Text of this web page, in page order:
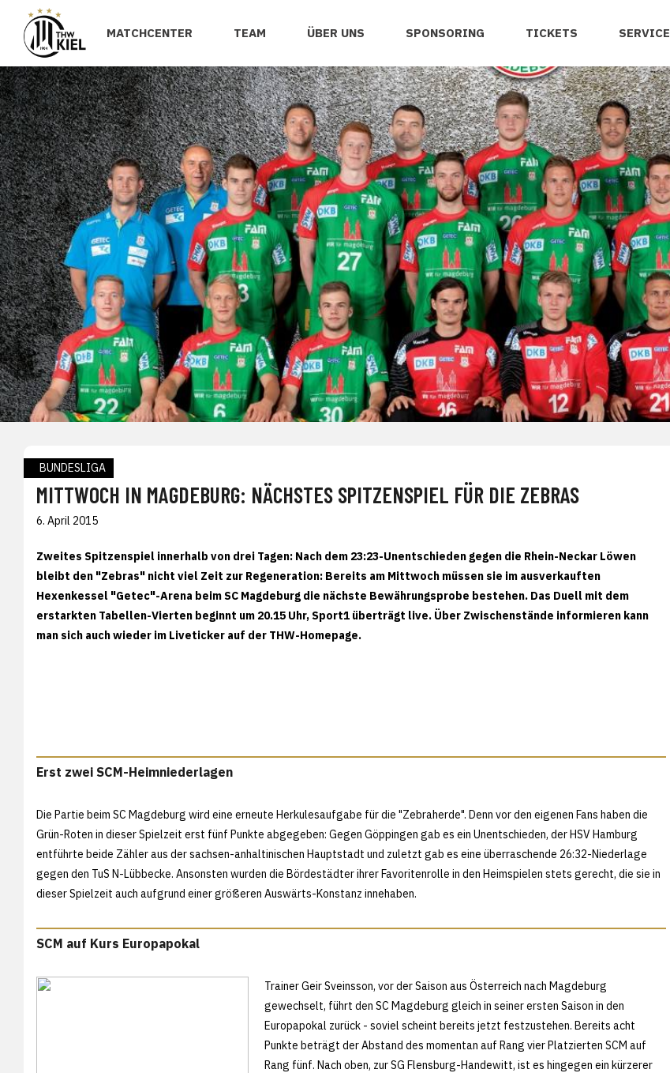
MATCHCENTER TEAM ÜBER UNS SPONSORING TICKETS SERVICE
BUNDESLIGA
MITTWOCH IN MAGDEBURG: NÄCHSTES SPITZENSPIEL FÜR DIE ZEBRAS
6. April 2015
Zweites Spitzenspiel innerhalb von drei Tagen: Nach dem 23:23-Unentschieden gegen die Rhein-Neckar Löwen
bleibt den "Zebras" nicht viel Zeit zur Regeneration: Bereits am Mittwoch müssen sie im ausverkauften
Hexenkessel "Getec"-Arena beim SC Magdeburg die nächste Bewährungsprobe bestehen. Das Duell mit dem
erstarkten Tabellen-Vierten beginnt um 20.15 Uhr, Sport1 überträgt live. Über Zwischenstände informieren kann
man sich auch wieder im Liveticker auf der THW-Homepage.
Erst zwei SCM-Heimniederlagen
Die Partie beim SC Magdeburg wird eine erneute Herkulesaufgabe für die "Zebraherde". Denn vor den eigenen Fans haben die
Grün-Roten in dieser Spielzeit erst fünf Punkte abgegeben: Gegen Göppingen gab es ein Unentschieden, der HSV Hamburg
entführte beide Zähler aus der sachsen-anhaltinischen Hauptstadt und zuletzt gab es eine überraschende 26:32-Niederlage
gegen den TuS N-Lübbecke. Ansonsten wurden die Bördestädter ihrer Favoritenrolle in den Heimspielen stets gerecht, die sie in
dieser Spielzeit auch aufgrund einer größeren Auswärts-Konstanz innehaben.
SCM auf Kurs Europapokal
Trainer Geir Sveinsson, vor der Saison aus Österreich nach Magdeburg
gewechselt, führt den SC Magdeburg gleich in seiner ersten Saison in den
Europapokal zurück - soviel scheint bereits jetzt festzustehen. Bereits acht
Punkte beträgt der Abstand des momentan auf Rang vier Platzierten SCM auf
Rang fünf. Nach oben, zur SG Flensburg-Handewitt, ist es hingegen ein kürzerer